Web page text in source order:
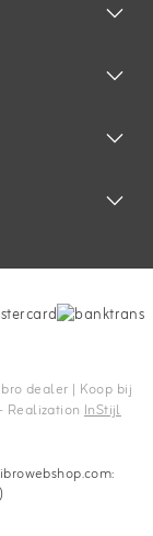
dealer | Koop bij
Realization InStijl